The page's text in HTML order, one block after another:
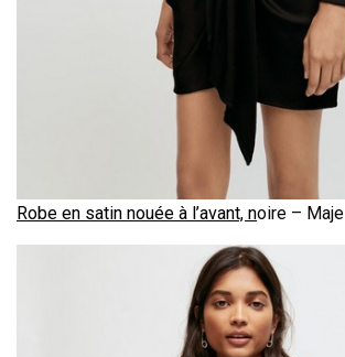
Robe en satin nouée à l’avant, noire – Maje